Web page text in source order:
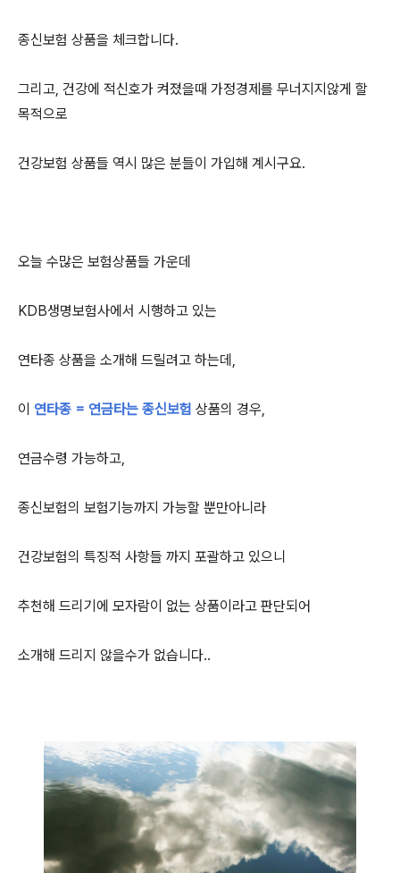
종신보험 상품을 체크합니다.
그리고, 건강에 적신호가 켜졌을때 가정경제를 무너지지않게 할
목적으로
건강보험 상품들 역시 많은 분들이 가입해 계시구요.
오늘 수많은 보험상품들 가운데
KDB생명보험사에서 시행하고 있는
연타종 상품을 소개해 드릴려고 하는데,
이 연타종 = 연금타는 종신보험 상품의 경우,
연금수령 가능하고,
종신보험의 보험기능까지 가능할 뿐만아니라
건강보험의 특징적 사항들 까지 포괄하고 있으니
추천해 드리기에 모자람이 없는 상품이라고 판단되어
소개해 드리지 않을수가 없습니다..